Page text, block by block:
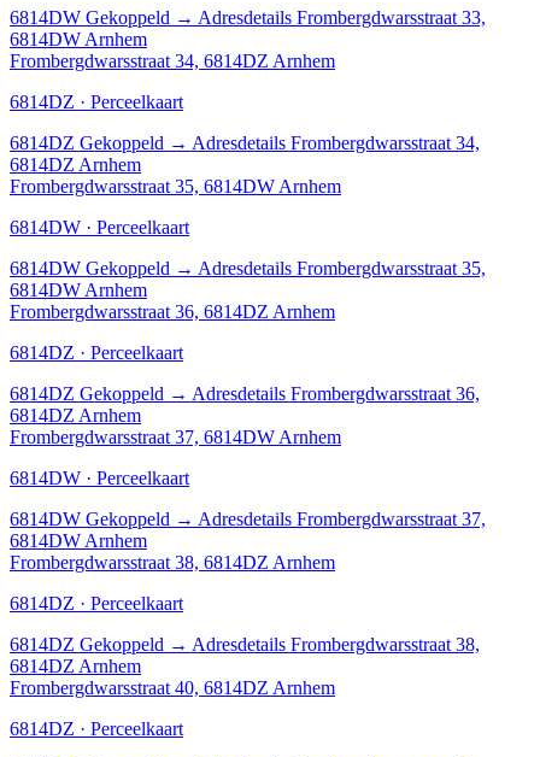
6814DW Gekoppeld → Adresdetails Frombergdwarsstraat 33,
6814DW Arnhem
Frombergdwarsstraat 34, 6814DZ Arnhem
6814DZ · Perceelkaart
6814DZ Gekoppeld → Adresdetails Frombergdwarsstraat 34,
6814DZ Arnhem
Frombergdwarsstraat 35, 6814DW Arnhem
6814DW · Perceelkaart
6814DW Gekoppeld → Adresdetails Frombergdwarsstraat 35,
6814DW Arnhem
Frombergdwarsstraat 36, 6814DZ Arnhem
6814DZ · Perceelkaart
6814DZ Gekoppeld → Adresdetails Frombergdwarsstraat 36,
6814DZ Arnhem
Frombergdwarsstraat 37, 6814DW Arnhem
6814DW · Perceelkaart
6814DW Gekoppeld → Adresdetails Frombergdwarsstraat 37,
6814DW Arnhem
Frombergdwarsstraat 38, 6814DZ Arnhem
6814DZ · Perceelkaart
6814DZ Gekoppeld → Adresdetails Frombergdwarsstraat 38,
6814DZ Arnhem
Frombergdwarsstraat 40, 6814DZ Arnhem
6814DZ · Perceelkaart